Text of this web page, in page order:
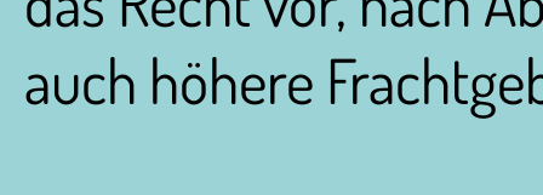
auch höhere